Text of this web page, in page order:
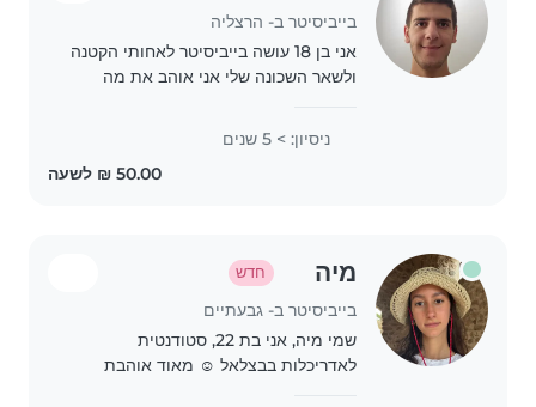
בייביסיטר ב- הרצליה
אני בן 18 עושה בייביסיטר לאחותי הקטנה
ולשאר השכונה שלי אני אוהב את מה
נהנה לשחק ולהנות אני יכול להסיע חזרה
ניסיון: > 5 שנים
מיה חדש
בייביסיטר ב- גבעתיים
שמי מיה, אני בת 22, סטודנטית
לאדריכלות בבצלאל ☺️ מאוד אוהבת